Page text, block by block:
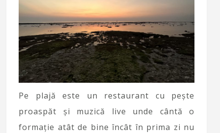
Pe plajă este un restaurant cu pește
proaspăt și muzică live unde cântă o
formație atât de bine încât în prima zi nu